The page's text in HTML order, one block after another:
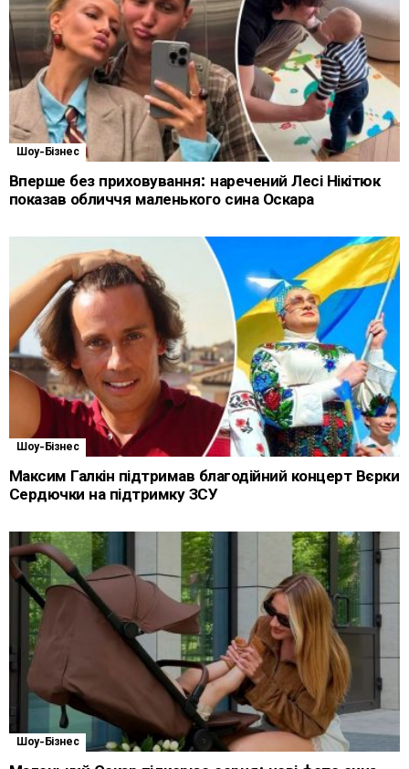
Шоу-Бізнес
Вперше без приховування: наречений Лесі Нікітюк
показав обличчя маленького сина Оскара
Шоу-Бізнес
Максим Галкін підтримав благодійний концерт Вєрки
Сердючки на підтримку ЗСУ
Шоу-Бізнес